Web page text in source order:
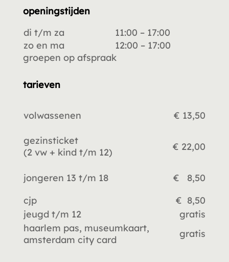
openingstijden
di t/m za
11:00 – 17:00
zo en ma
12:00 – 17:00
groepen op afspraak
tarieven
volwassenen € 13,50
gezinsticket
(2 vw + kind t/m 12) € 22,00
jongeren 13 t/m 18
€ 8,50
cjp
€ 8,50
jeugd t/m 12
gratis
haarlem pas, museumkaart,
amsterdam city card
gratis